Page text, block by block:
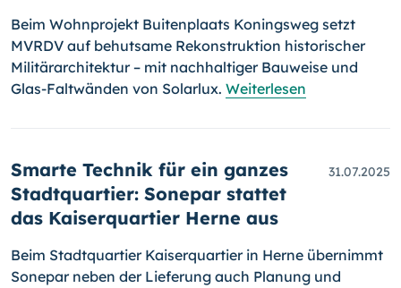
Beim Wohnprojekt Buitenplaats Koningsweg setzt
MVRDV auf behutsame Rekonstruktion historischer
Militärarchitektur – mit nachhaltiger Bauweise und
Glas-Faltwänden von Solarlux. Weiterlesen
Smarte Technik für ein ganzes
Stadtquartier: Sonepar stattet
das Kaiserquartier Herne aus
31.07.2025
Beim Stadtquartier Kaiserquartier in Herne übernimmt
Sonepar neben der Lieferung auch Planung und